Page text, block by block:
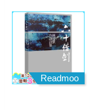
Readmoo